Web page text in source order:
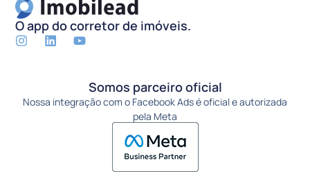
O app do corretor de imóveis.
Somos parceiro oficial
Nossa integração com o Facebook Ads é oficial e autorizada
pela Meta